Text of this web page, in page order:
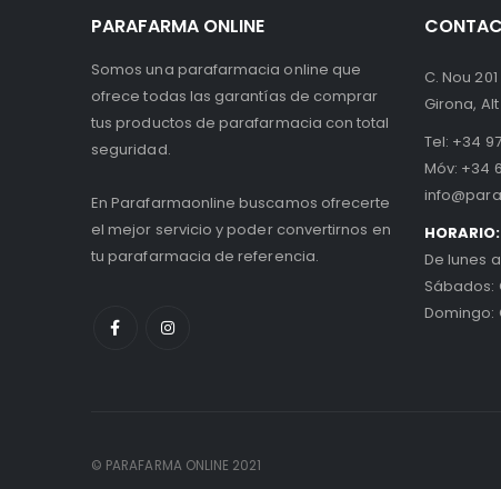
PARAFARMA ONLINE
Somos una parafarmacia online que
ofrece todas las garantías de comprar
tus productos de parafarmacia con total
seguridad.
En Parafarmaonline buscamos ofrecerte
el mejor servicio y poder convertirnos en
tu parafarmacia de referencia.
C. Nou
Girona,
Tel: +34
Móv: +34
HORARIO:
De lunes
Sábados:
Domingo:
© PARAFARMA ONLINE 2021